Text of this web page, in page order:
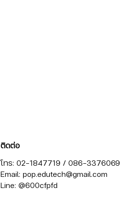
ติดต่อ
โทร: 02-1847719 / 086-3376069
Email: pop.edutech@gmail.com
Line: @600cfpfd